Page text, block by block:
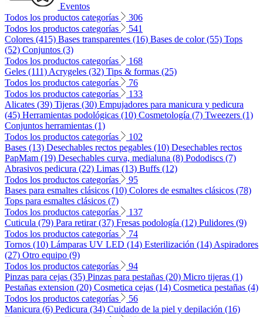
Eventos
Todos los productos categorías
306
Todos los productos categorías
541
Colores (415) Bases transparentes (16) Bases de color (55) Tops
(52) Conjuntos (3)
Todos los productos categorías
168
Geles (111) Acrygeles (32) Tips & formas (25)
Todos los productos categorías
76
Todos los productos categorías
133
Alicates (39) Tijeras (30) Empujadores para manicura y pedicura
(45) Herramientas podológicas (10) Cosmetología (7) Tweezers (1)
Conjuntos herramientas (1)
Todos los productos categorías
102
Bases (13) Desechables rectos pegables (10) Desechables rectos
PapMam (19) Desechables curva, medialuna (8) Pododiscs (7)
Abrasivos pedicura (22) Limas (13) Buffs (12)
Todos los productos categorías
95
Bases para esmaltes clásicos (10) Colores de esmaltes clásicos (78)
Tops para esmaltes clásicos (7)
Todos los productos categorías
137
Cuticula (79) Para retirar (37) Fresas podología (12) Pulidores (9)
Todos los productos categorías
74
Tornos (10) Lámparas UV LED (14) Esterilización (14) Aspiradores
(27) Otro equipo (9)
Todos los productos categorías
94
Pinzas para cejas (35) Pinzas para pestañas (20) Micro tijeras (1)
Pestañas extension (20) Cosmetica cejas (14) Cosmetica pestañas (4)
Todos los productos categorías
56
Manicura (6) Pedicura (34) Cuidado de la piel y depilación (16)